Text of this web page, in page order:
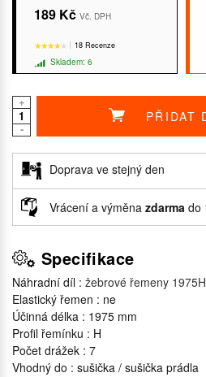
189 Kč Vč. DPH
18 Recenze
Skladem: 6
+
-
PŘIDAT
Doprava ve stejný den
Vrácení a výměna zdarma do
Specifikace
Náhradní díl : žebrové řemeny
Elastický řemen : ne
Účinná délka : 1975 mm
Profil řemínku : H
Počet drážek : 7
Vhodný do : sušička / sušička prádla